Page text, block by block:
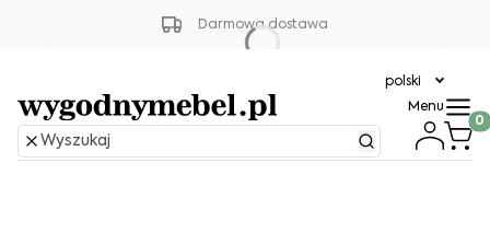
Darmowa dostawa
polski
Menu